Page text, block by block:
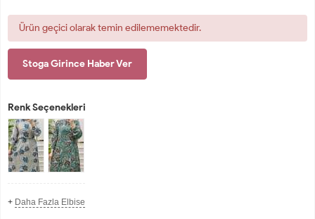
Ürün geçici olarak temin edilememektedir.
Stoga Girince Haber Ver
Renk Seçenekleri
+ Daha Fazla Elbise